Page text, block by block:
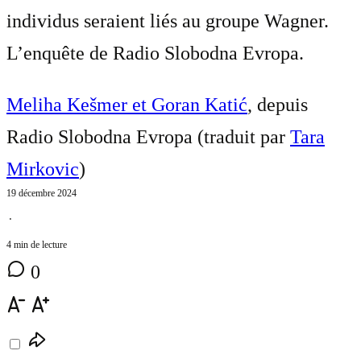
individus seraient liés au groupe Wagner.
L’enquête de Radio Slobodna Evropa.
Meliha Kešmer et Goran Katić, depuis
Radio Slobodna Evropa (traduit par Tara
Mirkovic)
19 décembre 2024
⋅
4 min de lecture
0